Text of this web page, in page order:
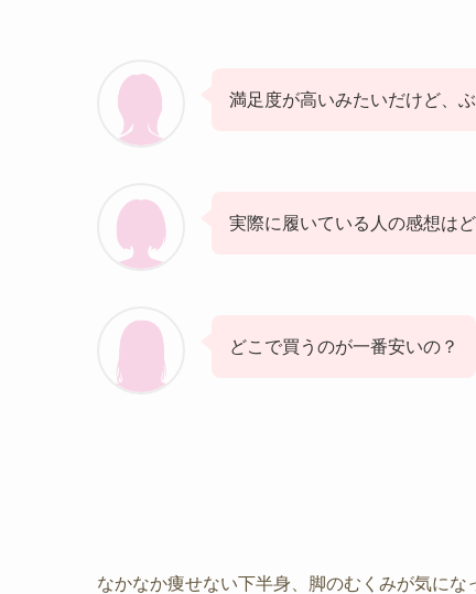
満足度が高いみたいだけど、
実際に履いている人の感想は
どこで買うのが一番安いの？
なかなか痩せない下半身、脚のむくみが気にな